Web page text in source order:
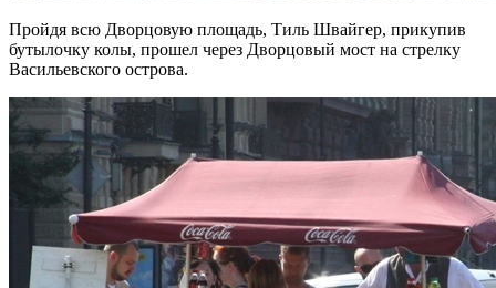
Пройдя всю Дворцовую площадь, Тиль Швайгер, прикупив
бутылочку колы, прошел через Дворцовый мост на стрелку
Васильевского острова.